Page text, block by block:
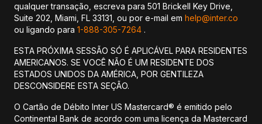
qualquer transação, escreva para 501 Brickell Key Drive,
Suite 202, Miami, FL 33131, ou por e-mail em help@inter.co
ou ligando para 1-888-305-7264 .
ESTA PRÓXIMA SESSÃO SÓ É APLICÁVEL PARA RESIDENTES
AMERICANOS. SE VOCÊ NÃO É UM RESIDENTE DOS
ESTADOS UNIDOS DA AMÉRICA, POR GENTILEZA
DESCONSIDERE ESTA SEÇÃO.
O Cartão de Débito Inter US Mastercard® é emitido pelo
Continental Bank de acordo com uma licença da Mastercard